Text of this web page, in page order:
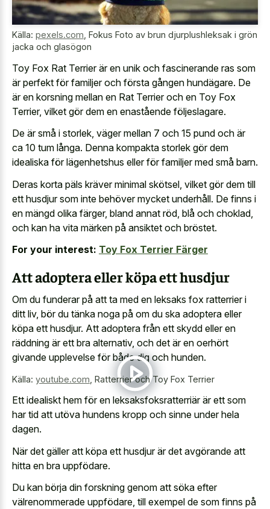
Källa: pexels.com Fokus Foto av brun djurplushleksak i grön
jacka och glasögon
Toy Fox Rat Terrier är en unik och fascinerande ras som
är perfekt för familjer och första gången hundägare. De
är en korsning mellan en Rat Terrier och en Toy Fox
Terrier, vilket gör dem en enastående följeslagare.
De är små i storlek, väger mellan 7 och 15 pund och är
ca 10 tum långa. Denna kompakta storlek gör dem
idealiska för lägenhetshus eller för familjer med små barn.
Deras korta päls kräver minimal skötsel, vilket gör dem till
ett husdjur som inte behöver mycket underhåll. De finns i
en mängd olika färger, bland annat röd, blå och choklad,
och kan ha vita märken på ansiktet och bröstet.
For your interest: Toy Fox Terrier Färger
Att adoptera eller köpa ett husdjur
Om du funderar på att ta med en leksaks fox ratterrier i
ditt liv, bör du tänka noga på om du ska adoptera eller
köpa ett husdjur. Att adoptera från ett skydd eller en
räddning är ett bra alternativ, och det är en oerhört
givande upplevelse för både dig och hunden.
Källa: youtube.com Ratterrier och Toy Fox Terrier
Ett idealiskt hem för en leksaksfoksratterriär är ett som
har tid att utöva hundens kropp och sinne under hela
dagen.
När det gäller att köpa ett husdjur är det avgörande att
hitta en bra uppfödare.
Du kan börja din forskning genom att söka efter
välrenommerade uppfödare, till exempel de som finns på